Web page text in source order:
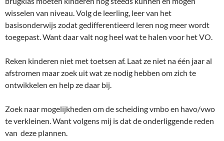
wisselen van niveau. Volg de leerling, leer van het
basisonderwijs zodat gedifferentieerd leren nog meer wordt
toegepast. Want daar valt nog heel wat te halen voor het VO.
Reken kinderen niet met toetsen af. Laat ze niet na één jaar al
afstromen maar zoek uit wat ze nodig hebben om zich te
ontwikkelen en help ze daar bij.
Zoek naar mogelijkheden om de scheiding vmbo en havo/vwo
te verkleinen. Want volgens mij is dat de onderliggende reden
van deze plannen.